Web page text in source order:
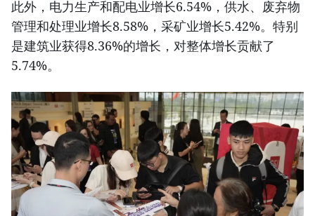
此外，电力生产和配电业增长6.54%，供水、废弃物
管理和处理业增长8.58%，采矿业增长5.42%。特别
是建筑业获得8.36%的增长，对整体增长贡献了
5.74%。